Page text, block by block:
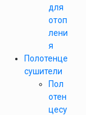
для
отоп
лени
я
Полотенце
сушители
Пол
отен
цесу